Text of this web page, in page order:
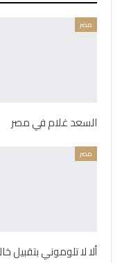
مصر
السعد غلام في مصر
مصر
ألا لا تلوموني بتقبيل